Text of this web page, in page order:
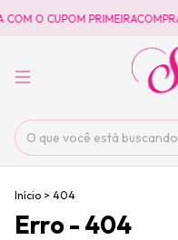
O CUPOM PRIMEIRACOMPRA
Início > 404
Erro - 404